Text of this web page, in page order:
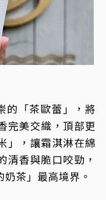
的「茶歐蕾」，將
完美交織，頂部更
」，讓霜淇淋在綿
清香與脆口咬勁，
茶」最高境界。